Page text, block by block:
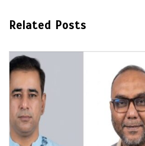
Related Posts